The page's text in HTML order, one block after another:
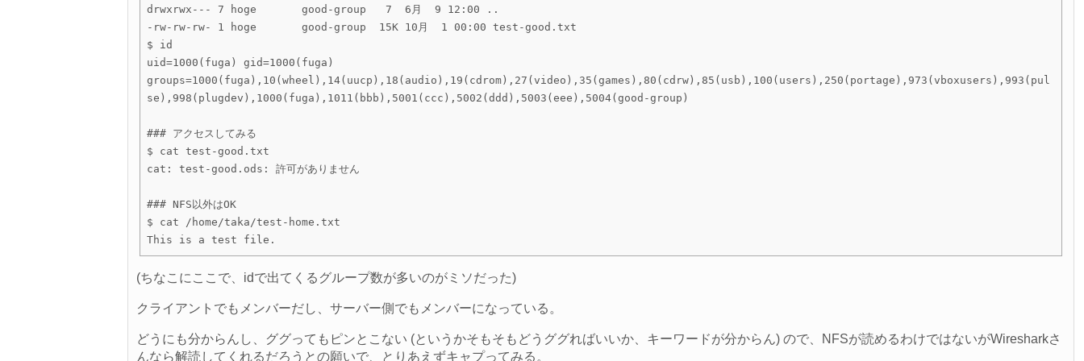
drwxrwx--- 7 hoge       good-group   7  6月  9 12:00 ..
-rw-rw-rw- 1 hoge       good-group  15K 10月  1 00:00 test-good.txt
$ id
uid=1000(fuga) gid=1000(fuga)
groups=1000(fuga),10(wheel),14(uucp),18(audio),19(cdrom),27(video),35(games),80(cdrw),85(usb),100(users),250(portage),973(vboxusers),993(pul
se),998(plugdev),1000(fuga),1011(bbb),5001(ccc),5002(ddd),5003(eee),5004(good-group)
### アクセスしてみる
$ cat test-good.txt
cat: test-good.ods: 許可がありません
### NFS以外はOK
$ cat /home/taka/test-home.txt
(ちなこにここで、idで出てくるグループ数が多いのがミソだった)
クライアントでもメンバーだし、サーバー側でもメンバーになっている。
どうにも分からんし、ググってもピンとこない (というかそもそもどうググればいいか、キーワードが分からん) ので、NFSが読めるわけではないがWiresharkさ
んなら解読してくれるだろうとの願いで、とりあえずキャプってみる。